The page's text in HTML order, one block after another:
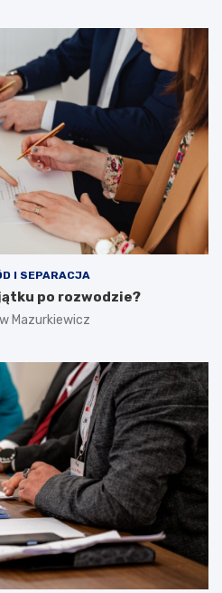
I SEPARACJA
po rozwodzie?
Mazurkiewicz